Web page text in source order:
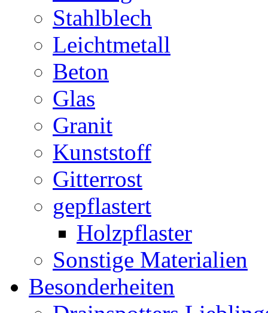
Stahlblech
Leichtmetall
Beton
Glas
Granit
Kunststoff
Gitterrost
gepflastert
Holzpflaster
Sonstige Materialien
Besonderheiten